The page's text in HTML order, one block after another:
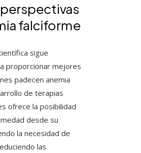
falciforme
sigue
proporcionar mejores
padecen anemia
de terapias
ofrece la posibilidad
desde su
la necesidad de
las